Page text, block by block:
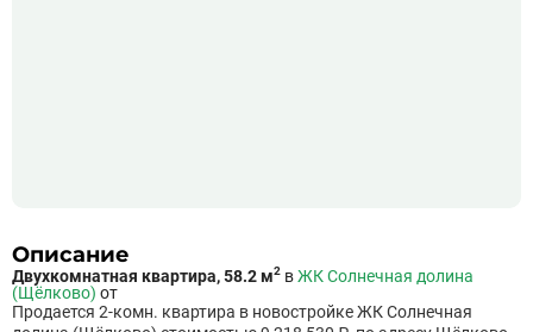
Описание
Двухкомнатная квартира, 58.2 м2 вЖК Солнечная долина
(Щёлково) от
Продается 2-комн. квартира в новостройке ЖК Солнечная